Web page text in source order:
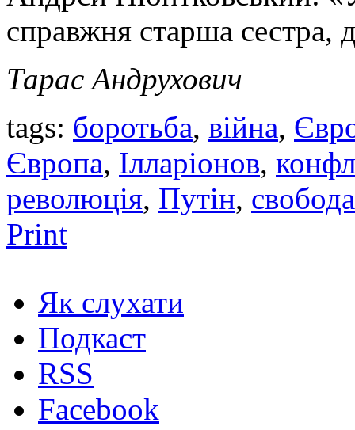
справжня старша сестра,
Тарас Андрухович
tags: боротьба, війна,
Європа, Ілларіонов,
революція, Путін, свобода
Print
Як слухати
Подкаст
RSS
Facebook